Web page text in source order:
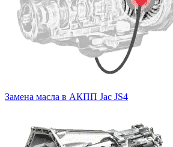
Замена масла в АКПП Jac JS4